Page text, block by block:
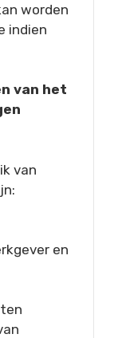
worden
indien
van het
van
en